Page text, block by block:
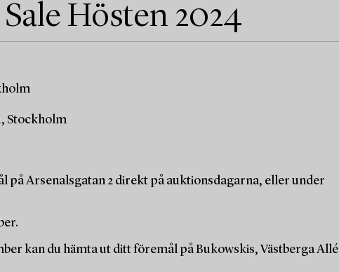
Hösten 2024
Stockholm
på Arsenalsgatan 2 direkt på auktionsdagarna, eller under
kan du hämta ut ditt föremål på Bukowskis, Västberga Allé